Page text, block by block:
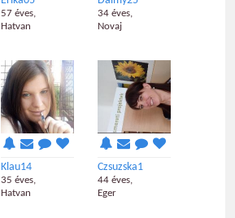
57 éves,
Hatvan
34 éves,
Novaj
Klau14
35 éves,
Hatvan
Czsuzska1
44 éves,
Eger